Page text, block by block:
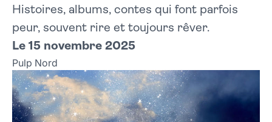
Histoires, albums, contes qui font parfois
peur, souvent rire et toujours rêver.
Le 15 novembre 2025
Pulp Nord